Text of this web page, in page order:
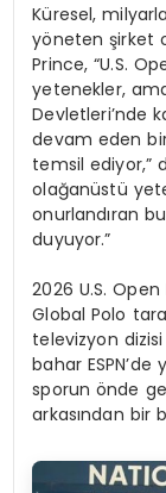
Küresel,
yöneten şirket
Prince, “U.S.
yetenekler,
Devletleri’nde
devam eden
temsil ediyor,”
olağanüstü
onurlandıran
duyuyor.”
2026 U.S. Open
Global Polo
televizyon
bahar
sporun önde
arkasından bir